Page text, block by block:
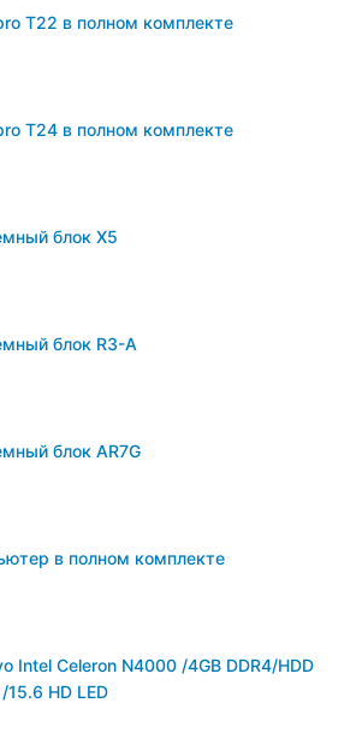
T22 в полном комплекте
T24 в полном комплекте
блок X5
блок R3-A
блок AR7G
в полном комплекте
Intel Celeron N4000 /4GB DDR4/HDD
15.6 HD LED